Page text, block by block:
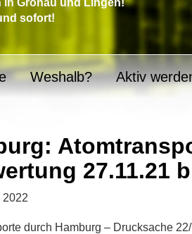
Gronau und Lingen!
sofort!
Weshalb? Aktiv
27.11.21
2022
durch Hamburg – Drucksache